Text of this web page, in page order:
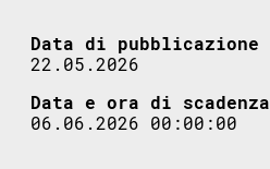
Data di pubblicazione
22.05.2026
Data e ora di scadenza
06.06.2026 00:00:00